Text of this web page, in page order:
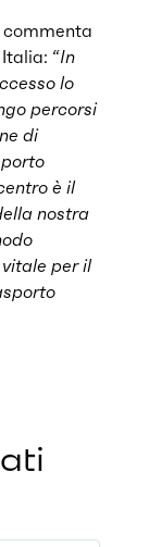
commenta
“In
lo
percorsi
di
è il
nostra
per il